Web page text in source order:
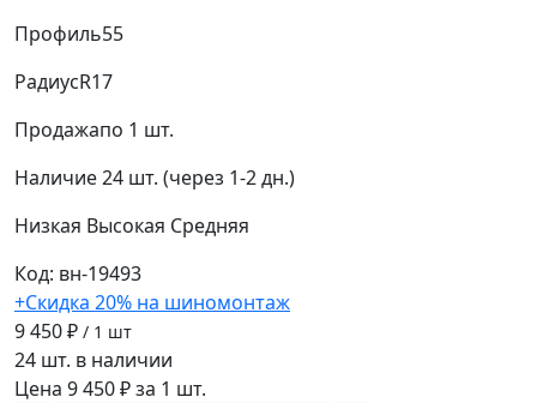
Профиль55
РадиусR17
Продажапо 1 шт.
Наличие24 шт. (через 1-2 дн.)
Низкая Высокая Средняя
Код: вн-19493
+Скидка 20% на шиномонтаж
9 450 ₽ / 1 шт
24 шт. в наличии
Цена 9 450 ₽ за 1 шт.